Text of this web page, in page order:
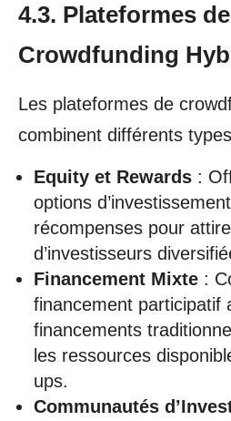
4.3. Plateformes de
Crowdfunding
Les plateformes de
combinent différents
Equity et Rewards :
options
récompenses pour
d’investisseurs
Financement Mixte :
financement participatif
financements
les ressources
ups.
Communautés